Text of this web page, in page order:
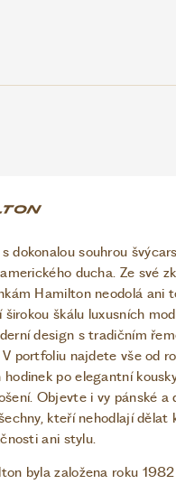
dokonalou souhrou
ducha. Ze své
Hamilton neodolá ani
širokou škálu luxusních
design s tradičním
portfoliu najdete vše od
po elegantní
Objevte i vy pánské a
kteří nehodlají dělat
ani stylu.
byla založena roku